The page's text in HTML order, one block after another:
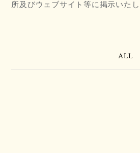
所及びウェブサイト等に掲示いたし
ALL